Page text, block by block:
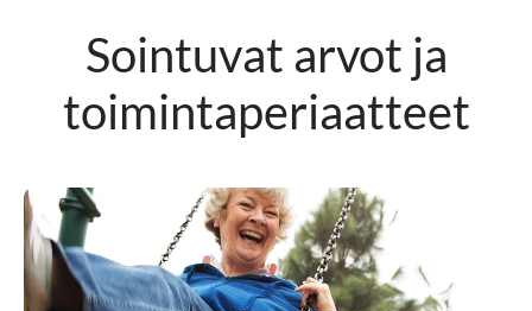
Sointuvat arvot ja
toimintaperiaatteet